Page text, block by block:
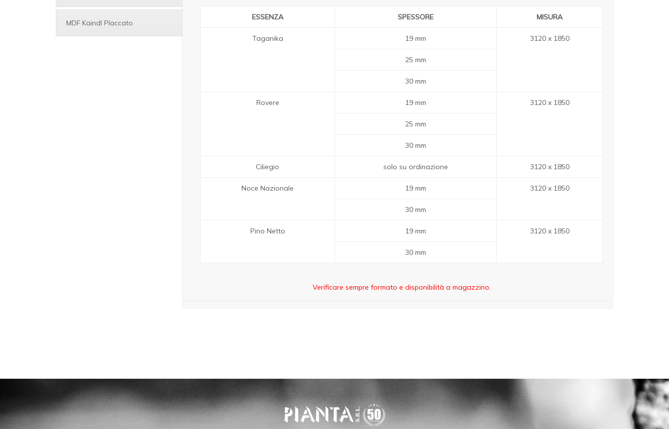
MDF Kaindl Placcato
ESSENZA SPESSORE MISURA
Taganika 19 mm 3120 x 1850
25 mm
30 mm
Rovere 19 mm 3120 x 1850
25 mm
30 mm
Ciliegio solo su ordinazione 3120 x 1850
Noce Nazionale 19 mm 3120 x 1850
30 mm
Pino Netto 19 mm 3120 x 1850
30 mm
Verificare sempre formato e disponibilità a magazzino.